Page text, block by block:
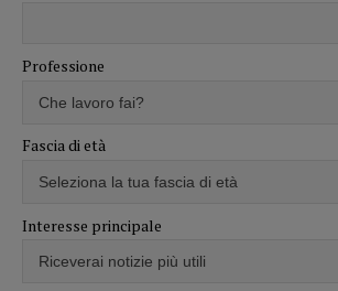
Professione
Fascia di età
Interesse principale